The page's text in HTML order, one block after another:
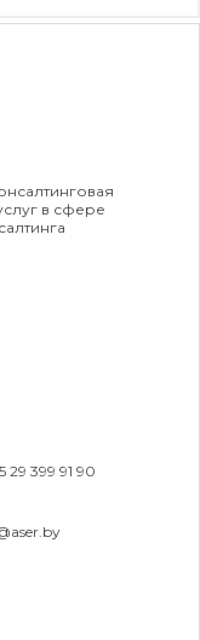
в сфере
29 399 91 90